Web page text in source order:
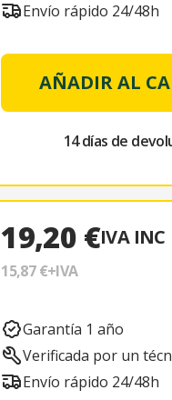
Envío rápido 24/48h
AÑADIR AL
14 días de
19,20 €IVA INC
15,87 €+IVA
Garantía 1 año
Verificada por un
Envío rápido 24/48h